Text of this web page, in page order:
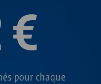
€
pour chaque